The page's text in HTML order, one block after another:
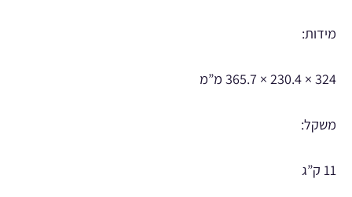
מידות:
324 × 230.4 × 365.7 מ”מ
משקל:
11 ק”ג